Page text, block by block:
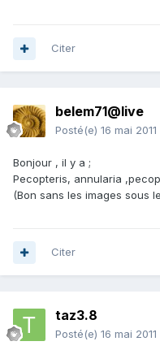
Citer
belem71@live
Posté(e) 16 mai 2011
Bonjour , il y a ;
Pecopteris, annularia
(Bon sans les images sous
Citer
taz3.8
Posté(e) 16 mai 2011